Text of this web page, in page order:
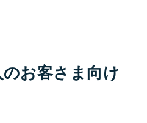
お客さま向け